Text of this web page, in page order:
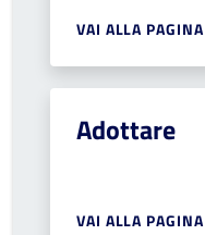
VAI ALLA PAGINA
Adottare
VAI ALLA PAGINA